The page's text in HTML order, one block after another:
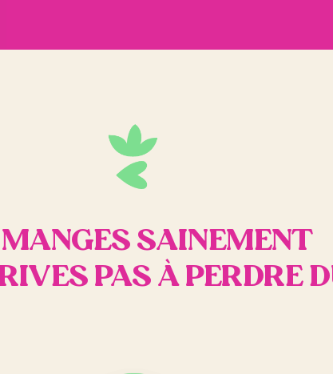
SAINEMENT
PAS À PERDRE